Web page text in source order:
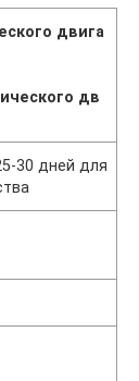
двига
дв
30 дней для